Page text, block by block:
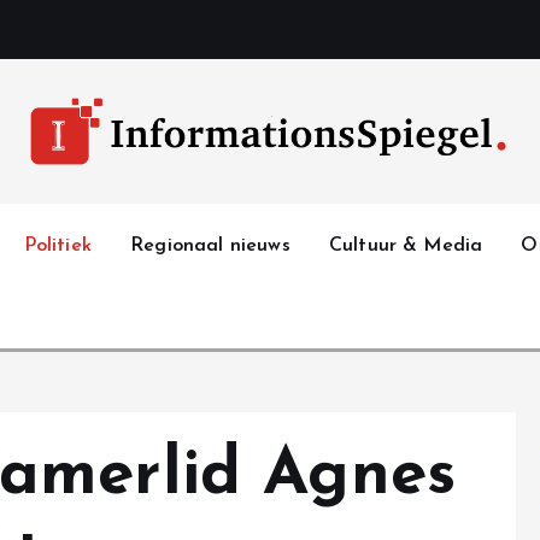
Politiek Regionaal nieuws Cultuur & Media
Agnes